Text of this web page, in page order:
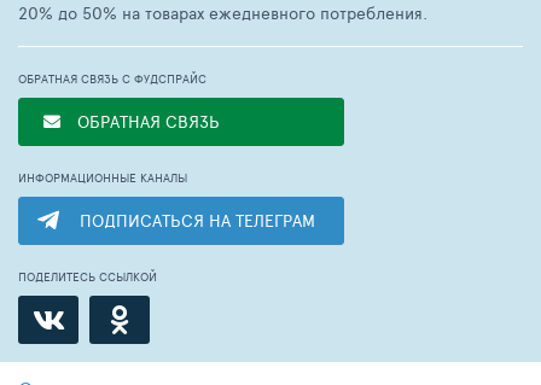
20% до 50% на товарах ежедневного потребления.
ОБРАТНАЯ СВЯЗЬ С ФУДСПРАЙС
ОБРАТНАЯ СВЯЗЬ
ИНФОРМАЦИОННЫЕ КАНАЛЫ
ПОДПИСАТЬСЯ НА ТЕЛЕГРАМ
ПОДЕЛИТЕСЬ ССЫЛКОЙ